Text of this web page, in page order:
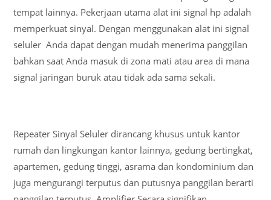
tempat lainnya. Pekerjaan utama alat ini signal hp adalah
memperkuat sinyal. Dengan menggunakan alat ini signal
seluler Anda dapat dengan mudah menerima panggilan
bahkan saat Anda masuk di zona mati atau area di mana
signal jaringan buruk atau tidak ada sama sekali.
Repeater Sinyal Seluler dirancang khusus untuk kantor
rumah dan lingkungan kantor lainnya, gedung bertingkat,
apartemen, gedung tinggi, asrama dan kondominium dan
juga mengurangi terputus dan putusnya panggilan berarti